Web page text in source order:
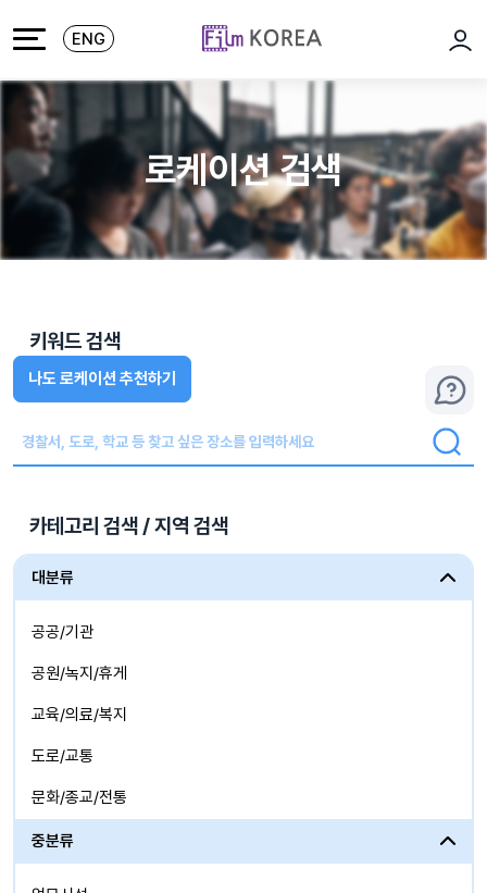
ENG
로
로케이션 검색
키워드 검색
나도 로케이션 추천하기
카테고리 검색 / 지역 검색
대분류
공공/기관
공원/녹지/휴게
교육/의료/복지
도로/교통
문화/종교/전통
산업시설
중분류